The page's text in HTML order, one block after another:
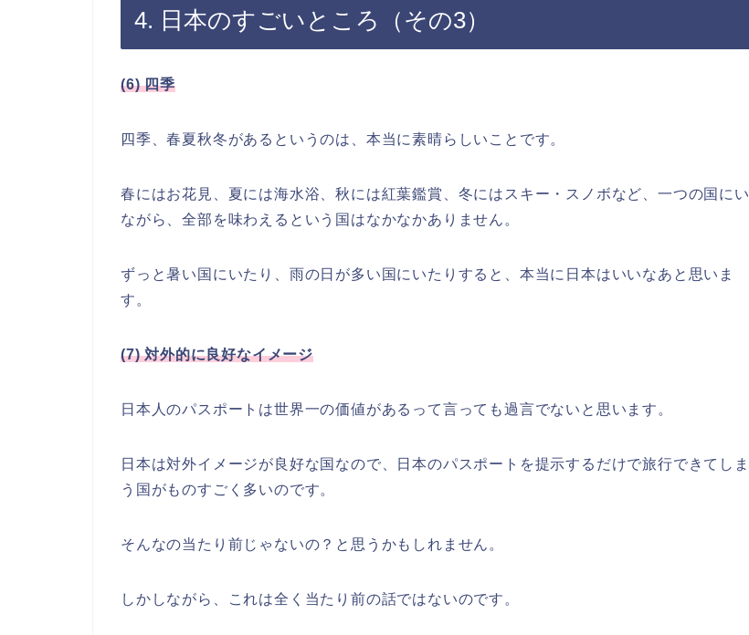
4. 日本のすごいところ（その3）
(6) 四季
四季、春夏秋冬があるというのは、本当に素晴らしいことです。
春にはお花見、夏には海水浴、秋には紅葉鑑賞、冬にはスキー・スノボなど、一つの国にい
ながら、全部を味わえるという国はなかなかありません。
ずっと暑い国にいたり、雨の日が多い国にいたりすると、本当に日本はいいなあと思いま
す。
(7) 対外的に良好なイメージ
日本人のパスポートは世界一の価値があるって言っても過言でないと思います。
日本は対外イメージが良好な国なので、日本のパスポートを提示するだけで旅行できてしま
う国がものすごく多いのです。
そんなの当たり前じゃないの？と思うかもしれません。
しかしながら、これは全く当たり前の話ではないのです。